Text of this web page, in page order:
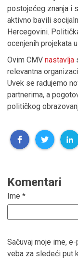
postojećeg znanja i
aktivno bavili
Hercegovini.
ocenjenih projekata
Ovim CMV nastavlja
relevantna
Uvek se radujemo
partnerima, a
političkog
Komentari
Ime *
Sačuvaj moje ime,
veba za sledeći put